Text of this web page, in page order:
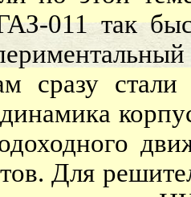
011 так
сразу стали
Для